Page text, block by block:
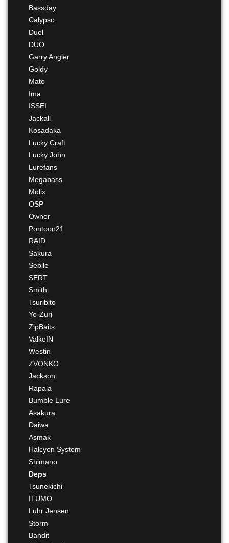
Bassday
Calypso
Duel
DUO
Garry Angler
Goldy
Mato
Ima
ISSEI
Jackall
Kosadaka
Lucky Craft
Lucky John
Lurefans
Megabass
Molix
OSP
Owner
Pontoon21
RAID
Sakura
Sebile
SERT
Smith
Tsuribito
Yo-Zuri
ZipBaits
ValkeIN
Westin
ZVONKO
Jackson
Rapala
Bumble Lure
Asakura
Daiwa
Asmak
Halcyon System
Shimano
Deps
Tsunekichi
ITUMO
Luhr Jensen
Storm
Bandit